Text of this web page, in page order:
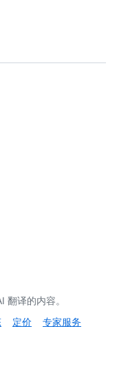
翻译的内容。
定价
专家服务